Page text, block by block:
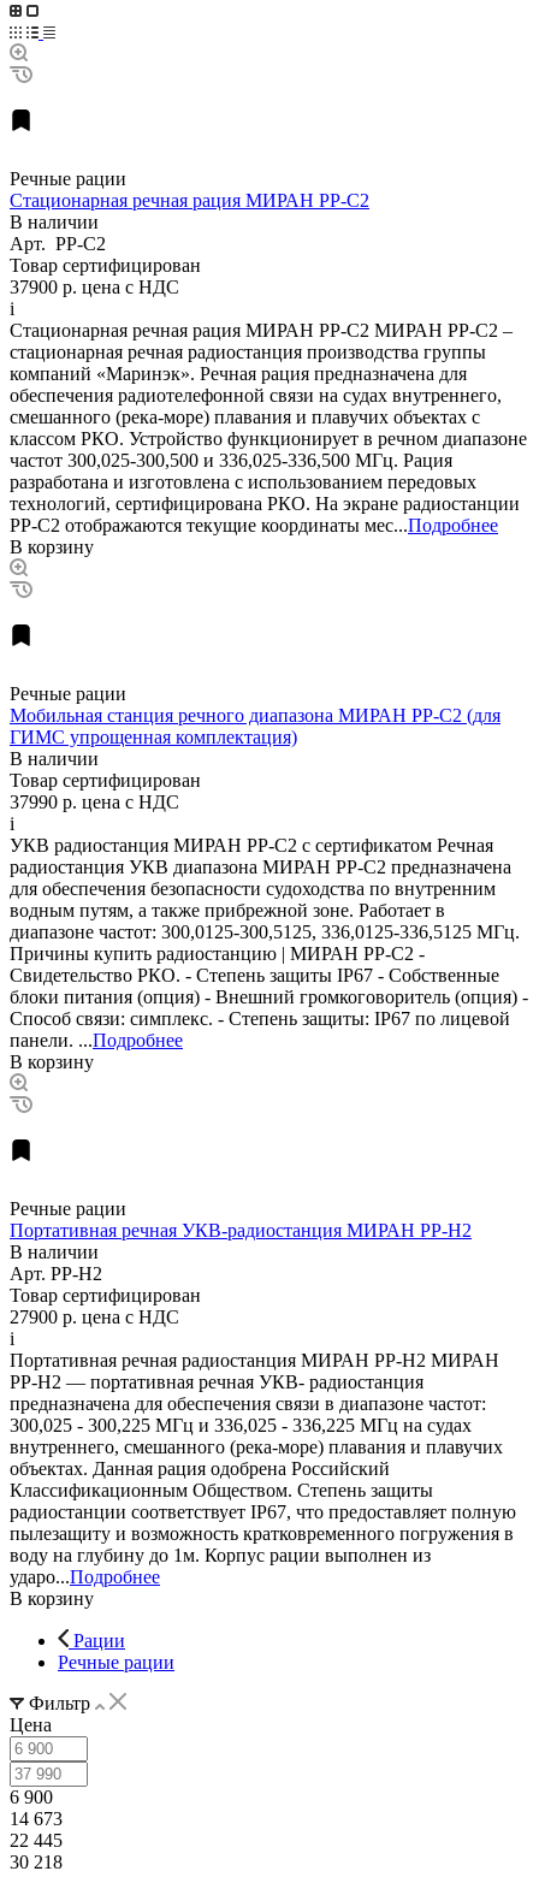
Речные рации
Стационарная речная рация МИРАН РР-С2
В наличии
Арт. РР-С2
Товар сертифицирован
37900 р. цена с НДС
i
Стационарная речная рация МИРАН РР-С2 МИРАН РР-С2 –
стационарная речная радиостанция производства группы
компаний «Маринэк». Речная рация предназначена для
обеспечения радиотелефонной связи на судах внутреннего,
смешанного (река-море) плавания и плавучих объектах с
классом РКО. Устройство функционирует в речном диапазоне
частот 300,025-300,500 и 336,025-336,500 МГц. Рация
разработана и изготовлена с использованием передовых
технологий, сертифицирована РКО. На экране радиостанции
РР-С2 отображаются текущие координаты мес...Подробнее
В корзину
Речные рации
Мобильная станция речного диапазона МИРАН РР-С2 (для
ГИМС упрощенная комплектация)
В наличии
Товар сертифицирован
37990 р. цена с НДС
i
УКВ радиостанция МИРАН РР-С2 с сертификатом Речная
радиостанция УКВ диапазона МИРАН РР-С2 предназначена
для обеспечения безопасности судоходства по внутренним
водным путям, а также прибрежной зоне. Работает в
диапазоне частот: 300,0125-300,5125, 336,0125-336,5125 МГц.
Причины купить радиостанцию | МИРАН РР-С2 -
Свидетельство РКО. - Степень защиты IP67 - Собственные
блоки питания (опция) - Внешний громкоговоритель (опция) -
Способ связи: симплекс. - Степень защиты: IP67 по лицевой
панели. ...Подробнее
В корзину
Речные рации
Портативная речная УКВ-радиостанция МИРАН РР-Н2
В наличии
Арт. РР-Н2
Товар сертифицирован
27900 р. цена с НДС
i
Портативная речная радиостанция МИРАН РР-Н2 МИРАН
РР-Н2 — портативная речная УКВ- радиостанция
предназначена для обеспечения связи в диапазоне частот:
300,025 - 300,225 МГц и 336,025 - 336,225 МГц на судах
внутреннего, смешанного (река-море) плавания и плавучих
объектах. Данная рация одобрена Российский
Классификационным Обществом. Степень защиты
радиостанции соответствует IP67, что предоставляет полную
пылезащиту и возможность кратковременного погружения в
воду на глубину до 1м. Корпус рации выполнен из
ударо...Подробнее
В корзину
Рации
Речные рации
Фильтр
Цена
6 900
14 673
22 445
30 218